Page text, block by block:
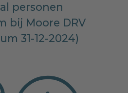
personen
bij Moore DRV
31-12-2024)